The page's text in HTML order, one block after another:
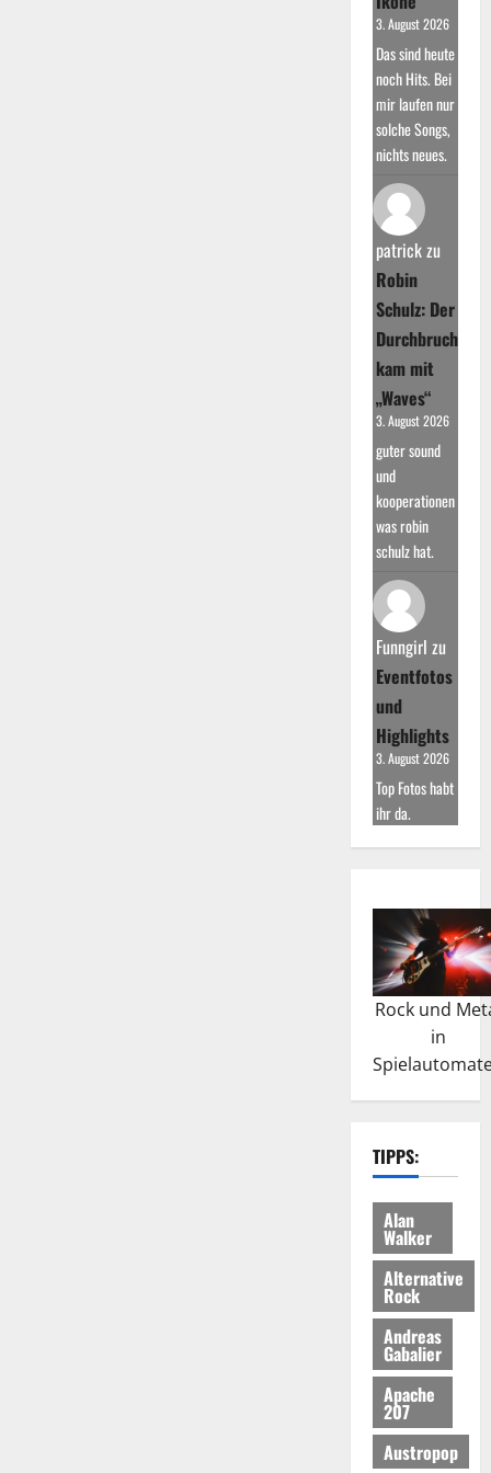
3. August 2026
Das sind heute
noch Hits. Bei
mir laufen nur
solche Songs,
nichts neues.
patrickzu
Robin
Schulz: Der
Durchbruch
kam mit
„Waves“
3. August 2026
guter sound
und
kooperationen
was robin
schulz hat.
Funngirl zu
Eventfotos
und
Highlights
3. August 2026
Top Fotos habt
ihr da.
Rock und
in
TIPPS:
Alan
Walker
Alternative
Rock
Andreas
Gabalier
Apache
207
Austropop